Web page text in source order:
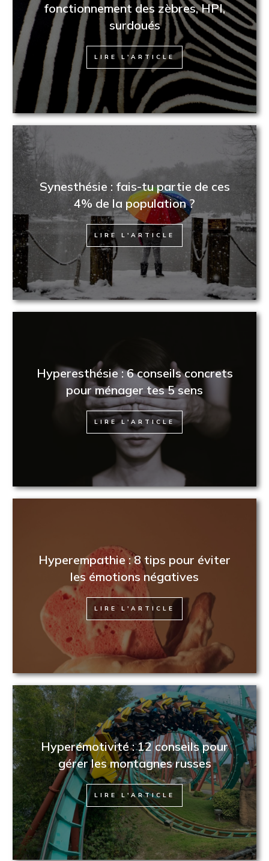
fonctionnement des zèbres, HPI,
surdoués
LIRE L'ARTICLE
Synesthésie : fais-tu partie de ces
4% de la population ?
LIRE L'ARTICLE
Hyperesthésie : 6 conseils concrets
pour ménager tes 5 sens
LIRE L'ARTICLE
Hyperempathie : 8 tips pour éviter
les émotions négatives
LIRE L'ARTICLE
Hyperémotivité : 12 conseils pour
gérer les montagnes russes
LIRE L'ARTICLE